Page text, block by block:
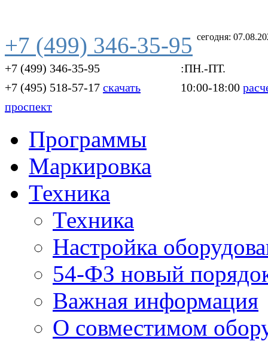
сегодня:
+7 (499) 346-35-95
+7 (499) 346-35-95
+7 (495) 518-57-17 скачать
проспект
:ПН.-ПТ.
10:00-18:00
Программы
Маркировка
Техника
Техника
Настройка
54-ФЗ новый
Важная информация
О совместимом